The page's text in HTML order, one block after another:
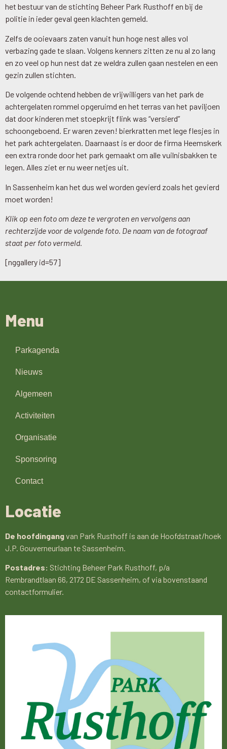
het bestuur van de stichting Beheer Park Rusthoff en bij de
politie in ieder geval geen klachten gemeld.
Zelfs de ooievaars zaten vanuit hun hoge nest alles vol
verbazing gade te slaan. Volgens kenners zitten ze nu al zo lang
en zo veel op hun nest dat ze weldra zullen gaan nestelen en een
gezin zullen stichten.
De volgende ochtend hebben de vrijwilligers van het park de
achtergelaten rommel opgeruimd en het terras van het paviljoen
dat door kinderen met stoepkrijt flink was “versierd”
schoongeboend. Er waren zeven! bierkratten met lege flesjes in
het park achtergelaten. Daarnaast is er door de firma Heemskerk
een extra ronde door het park gemaakt om alle vuilnisbakken te
legen. Alles ziet er nu weer netjes uit.
In Sassenheim kan het dus wel worden gevierd zoals het gevierd
moet worden!
Klik op een foto om deze te vergroten en vervolgens aan
rechterzijde voor de volgende foto. De naam van de fotograaf
staat per foto vermeld.
[nggallery id=57]
Menu
Parkagenda
Nieuws
Algemeen
Activiteiten
Organisatie
Sponsoring
Contact
Locatie
De hoofdingangvan Park Rusthoff is aan de Hoofdstraat/hoek
J.P. Gouverneurlaan te Sassenheim.
Postadres: Stichting Beheer Park Rusthoff, p/a
Rembrandtlaan 66, 2172 DE Sassenheim, of via bovenstaand
contactformulier.